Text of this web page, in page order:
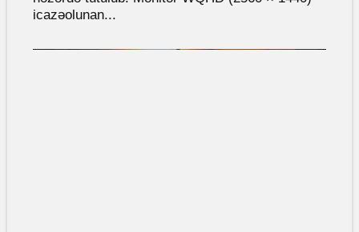
icazəolunan...